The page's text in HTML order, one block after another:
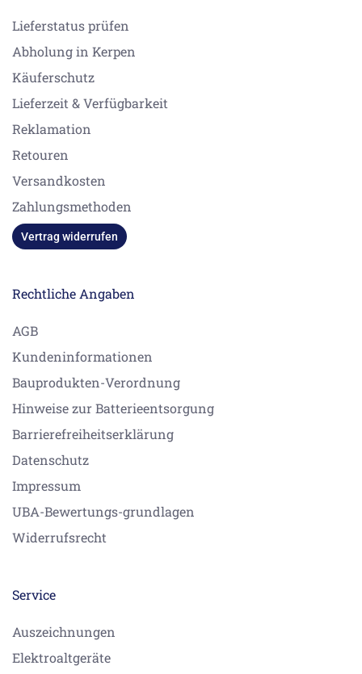
Lieferstatus prüfen
Abholung in Kerpen
Käuferschutz
Lieferzeit & Verfügbarkeit
Reklamation
Retouren
Versandkosten
Zahlungsmethoden
Vertrag widerrufen
Rechtliche Angaben
AGB
Kundeninformationen
Bauprodukten-Verordnung
Hinweise zur Batterieentsorgung
Barrierefreiheitserklärung
Datenschutz
Impressum
UBA-Bewertungs-grundlagen
Widerrufsrecht
Service
Auszeichnungen
Elektroaltgeräte